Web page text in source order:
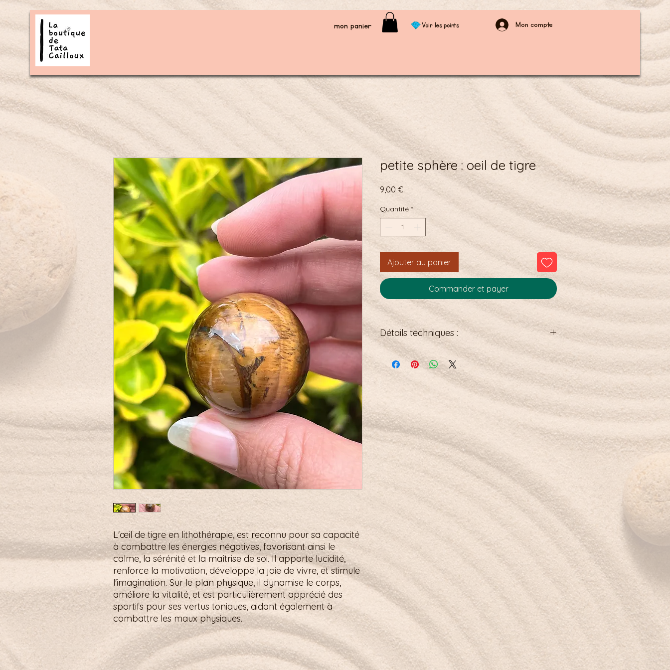
mon panier Mon compte
Voir les points
L'œil de tigre en lithothérapie, est reconnu pour sa capacité
à combattre les énergies négatives, favorisant ainsi le
calme, la sérénité et la maîtrise de soi. Il apporte lucidité,
renforce la motivation, développe la joie de vivre, et stimule
l'imagination. Sur le plan physique, il dynamise le corps,
améliore la vitalité, et est particulièrement apprécié des
sportifs pour ses vertus toniques, aidant également à
combattre les maux physiques.
petite sphère : oeil de tigre
9,00 €Prix
Quantité *
Ajouter au panier
Commander et payer
Détails techniques :
Diamètre de la sphère : 30 mm
Petit mot pour la route : Je cultive la clarté, inspirée par la sélénite.